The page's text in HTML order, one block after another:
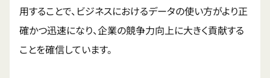
用することで、ビジネスにおけるデータの使い方がより正
確かつ迅速になり、企業の競争力向上に大きく貢献する
ことを確信しています。